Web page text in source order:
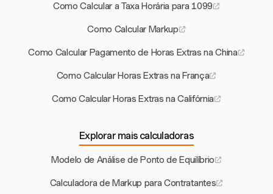
Como Calcular a Taxa Horária para 1099
Como Calcular Markup
Como Calcular Pagamento de Horas Extras na China
Como Calcular Horas Extras na França
Como Calcular Horas Extras na Califórnia
Explorar mais calculadoras
Modelo de Análise de Ponto de Equilíbrio
Calculadora de Markup para Contratantes